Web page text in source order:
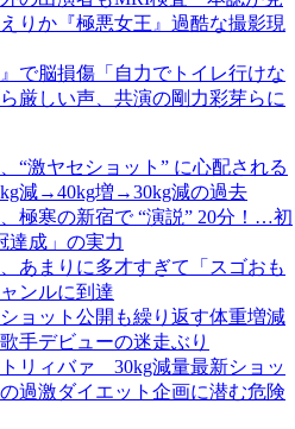
りか『極悪女王』過酷な撮影現
で脳損傷「自力でトイレ行けな
厳しい声、共演の剛力彩芽らに
“激ヤセショット” に心配される
減→40kg増→30kg減の過去
極寒の新宿で “演説” 20分！…初
達成」の実力
あまりに多才すぎて「スゴおも
ンルに到達
ョット公開も繰り返す体重増減
手デビューの迷走ぶり
トリィバァ 30kg減量最新ショッ
過激ダイエット企画に潜む危険